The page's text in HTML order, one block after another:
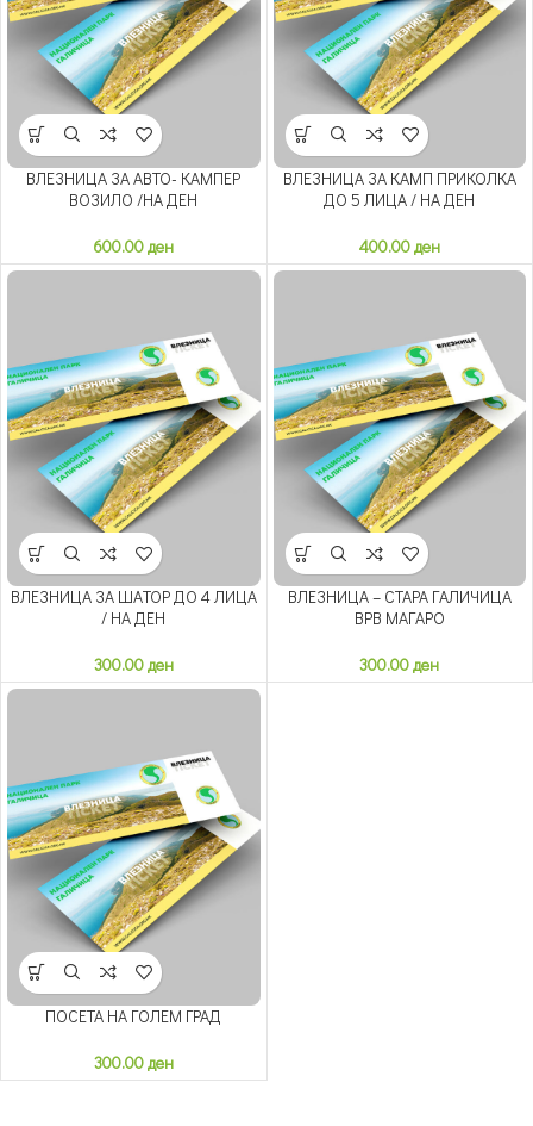
ВЛЕЗНИЦА ЗА АВТО- КАМПЕР
ВОЗИЛО /НА ДЕН
600.00ден
ВЛЕЗНИЦА ЗА КАМП ПРИКОЛКА
ДО 5 ЛИЦА / НА ДЕН
400.00ден
ВЛЕЗНИЦА ЗА ШАТОР ДО 4 ЛИЦА
/ НА ДЕН
300.00ден
ВЛЕЗНИЦА – СТАРА ГАЛИЧИЦА
ВРВ МАГАРО
300.00ден
ПОСЕТА НА ГОЛЕМ ГРАД
300.00ден